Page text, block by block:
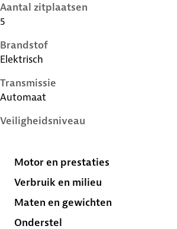
Aantal zitplaatsen
5
Brandstof
Elektrisch
Transmissie
Automaat
Veiligheidsniveau
Motor en prestaties
Verbruik en milieu
Maten en gewichten
Onderstel